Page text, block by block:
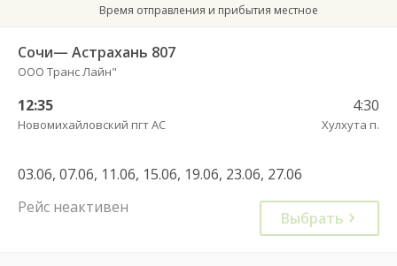
Время отправления и прибытия местное
Сочи— Астрахань 807
ООО Транс Лайн"
12:35
Новомихайловский пгт АС
4:30
Хулхута п.
03.06, 07.06, 11.06, 15.06, 19.06, 23.06, 27.06
Рейс неактивен
Выбрать